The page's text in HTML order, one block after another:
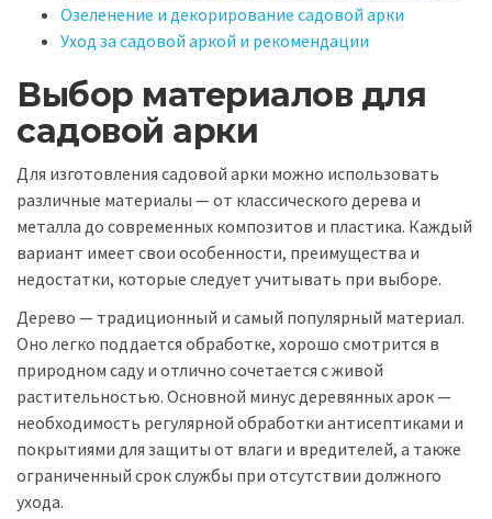
Озеленение и декорирование садовой арки
Уход за садовой аркой и рекомендации
Выбор материалов для
садовой арки
Для изготовления садовой арки можно использовать
различные материалы — от классического дерева и
металла до современных композитов и пластика. Каждый
вариант имеет свои особенности, преимущества и
недостатки, которые следует учитывать при выборе.
Дерево — традиционный и самый популярный материал.
Оно легко поддается обработке, хорошо смотрится в
природном саду и отлично сочетается с живой
растительностью. Основной минус деревянных арок —
необходимость регулярной обработки антисептиками и
покрытиями для защиты от влаги и вредителей, а также
ограниченный срок службы при отсутствии должного
ухода.